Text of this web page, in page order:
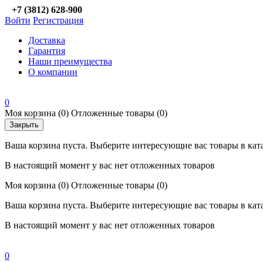
+7 (3812) 628-900
Войти Регистрация
Доставка
Гарантия
Наши преимущества
О компании
0
Моя корзина (0) Отложенные товары (0)
Закрыть
Ваша корзина пуста. Выберите интересующие вас товары в
В настоящий момент у вас нет отложенных товаров
Моя корзина (0) Отложенные товары (0)
Ваша корзина пуста. Выберите интересующие вас товары в
В настоящий момент у вас нет отложенных товаров
0